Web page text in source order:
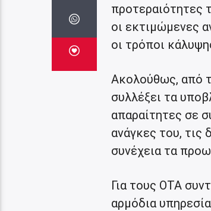
προτεραιότητες
οι εκτιμώμενες
οι τρόποι
Ακολούθως, από
συλλέξει τα
απαραίτητες σε
ανάγκες του, τις
συνέχεια τα
Για τους ΟΤΑ
αρμόδια